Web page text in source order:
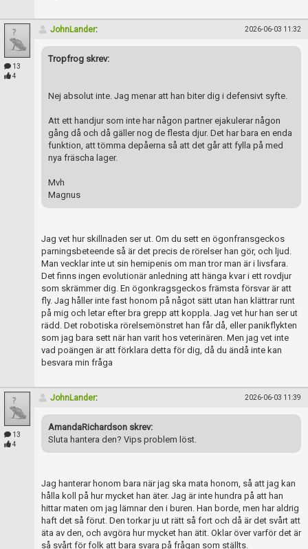
13
4
JohnLander: 2026-06-03 11:32
Tropfrog skrev:
Nej absolut inte. Jag menar att han biter dig i defensivt syfte.
Att ett handjur som inte har någon partner ejakulerar någon
gång då och då gäller nog de flesta djur. Det har bara en enda
funktion, att tömma depåerna så att det går att fylla på med
nya fräscha lager.
Mvh
Magnus
Jag vet hur skillnaden ser ut. Om du sett en ögonfransgeckos
parningsbeteende så är det precis de rörelser han gör, och ljud.
Man vecklar inte ut sin hemipenis om man tror man är i livsfara.
Det finns ingen evolutionär anledning att hänga kvar i ett rovdjur
som skrämmer dig. En ögonkragsgeckos främsta försvar är att
fly. Jag håller inte fast honom på något sätt utan han klättrar runt
på mig och letar efter bra grepp att koppla. Jag vet hur han ser ut
rädd. Det robotiska rörelsemönstret han får då, eller panikflykten
som jag bara sett när han varit hos veterinären. Men jag vet inte
vad poängen är att förklara detta för dig, då du ändå inte kan
besvara min fråga
13
4
JohnLander: 2026-06-03 11:39
AmandaRichardson skrev:
Sluta hantera den? Vips problem löst.
Jag hanterar honom bara när jag ska mata honom, så att jag kan
hålla koll på hur mycket han äter. Jag är inte hundra på att han
hittar maten om jag lämnar den i buren. Han borde, men har aldrig
haft det så förut. Den torkar ju ut rätt så fort och då är det svårt att
äta av den, och avgöra hur mycket han ätit. Oklar över varför det är
så svårt för folk att bara svara på frågan som ställts.